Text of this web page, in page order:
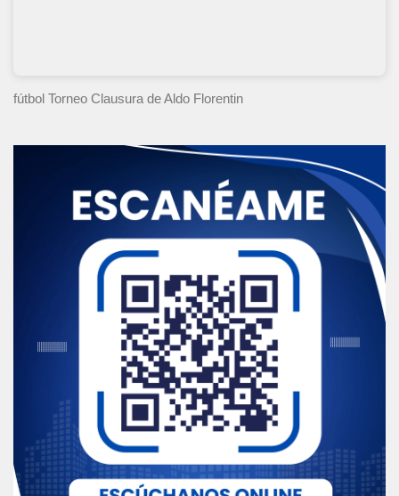
fútbol Torneo Clausura de Aldo Florentin